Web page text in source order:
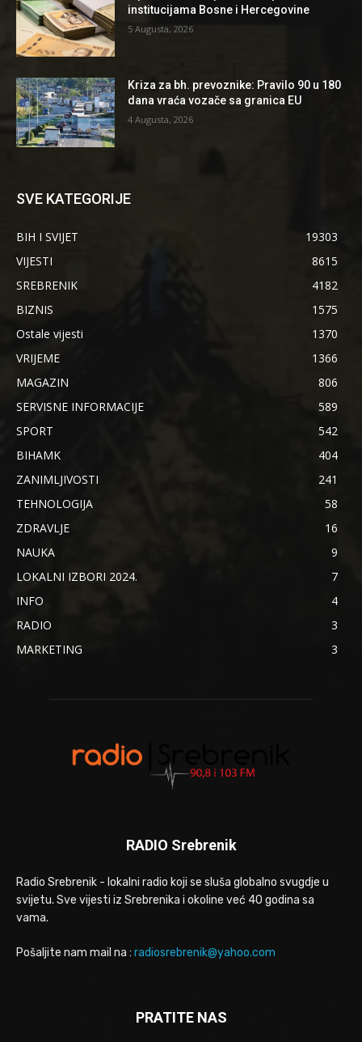
institucijama Bosne i Hercegovine
5 Augusta, 2026
Kriza za bh. prevoznike: Pravilo 90 u 180
dana vraća vozače sa granica EU
4 Augusta, 2026
SVE KATEGORIJE
BIH I SVIJET
19303
VIJESTI
8615
SREBRENIK
4182
BIZNIS
1575
Ostale vijesti
1370
VRIJEME
1366
MAGAZIN
806
SERVISNE INFORMACIJE
589
SPORT
542
BIHAMK
404
ZANIMLJIVOSTI
241
TEHNOLOGIJA
58
ZDRAVLJE
16
NAUKA
9
LOKALNI IZBORI 2024.
7
INFO
4
RADIO
3
MARKETING
3
RADIO Srebrenik
Radio Srebrenik - lokalni radio koji se sluša globalno svugdje u
svijetu. Sve vijesti iz Srebrenika i okoline već 40 godina sa
vama.
Pošaljite nam mail na : radiosrebrenik@yahoo.com
PRATITE NAS